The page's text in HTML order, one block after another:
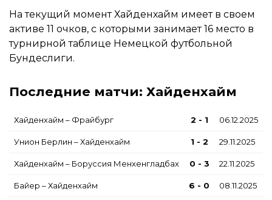
На текущий момент Хайденхайм имеет в своем
активе 11 очков, с которыми занимает 16 место в
турнирной таблице Немецкой футбольной
Бундеслиги.
Последние матчи: Хайденхайм
Хайденхайм – Фрайбург 2 - 1 06.12.2025
Унион Берлин – Хайденхайм 1 - 2 29.11.2025
Хайденхайм – Боруссия Менхенгладбах 0 - 3 22.11.2025
Байер – Хайденхайм 6 - 0 08.11.2025